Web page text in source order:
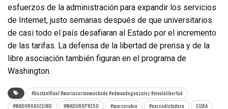
esfuerzos de la administración para expandir los servicios
de Internet, justo semanas después de que universitarios
de casi todo el país desafiaran al Estado por el incremento
de las tarifas. La defensa de la libertad de prensa y de la
libre asociación también figuran en el programa de
Washington.
#hastaelfinal #mariacorinamachado #edmundogonzalez #vivalalibertad
#MADUROASESINO
#MADUROPRESO #marcorubio #narcodictadura CUBA